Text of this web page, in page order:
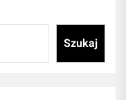
Szukaj